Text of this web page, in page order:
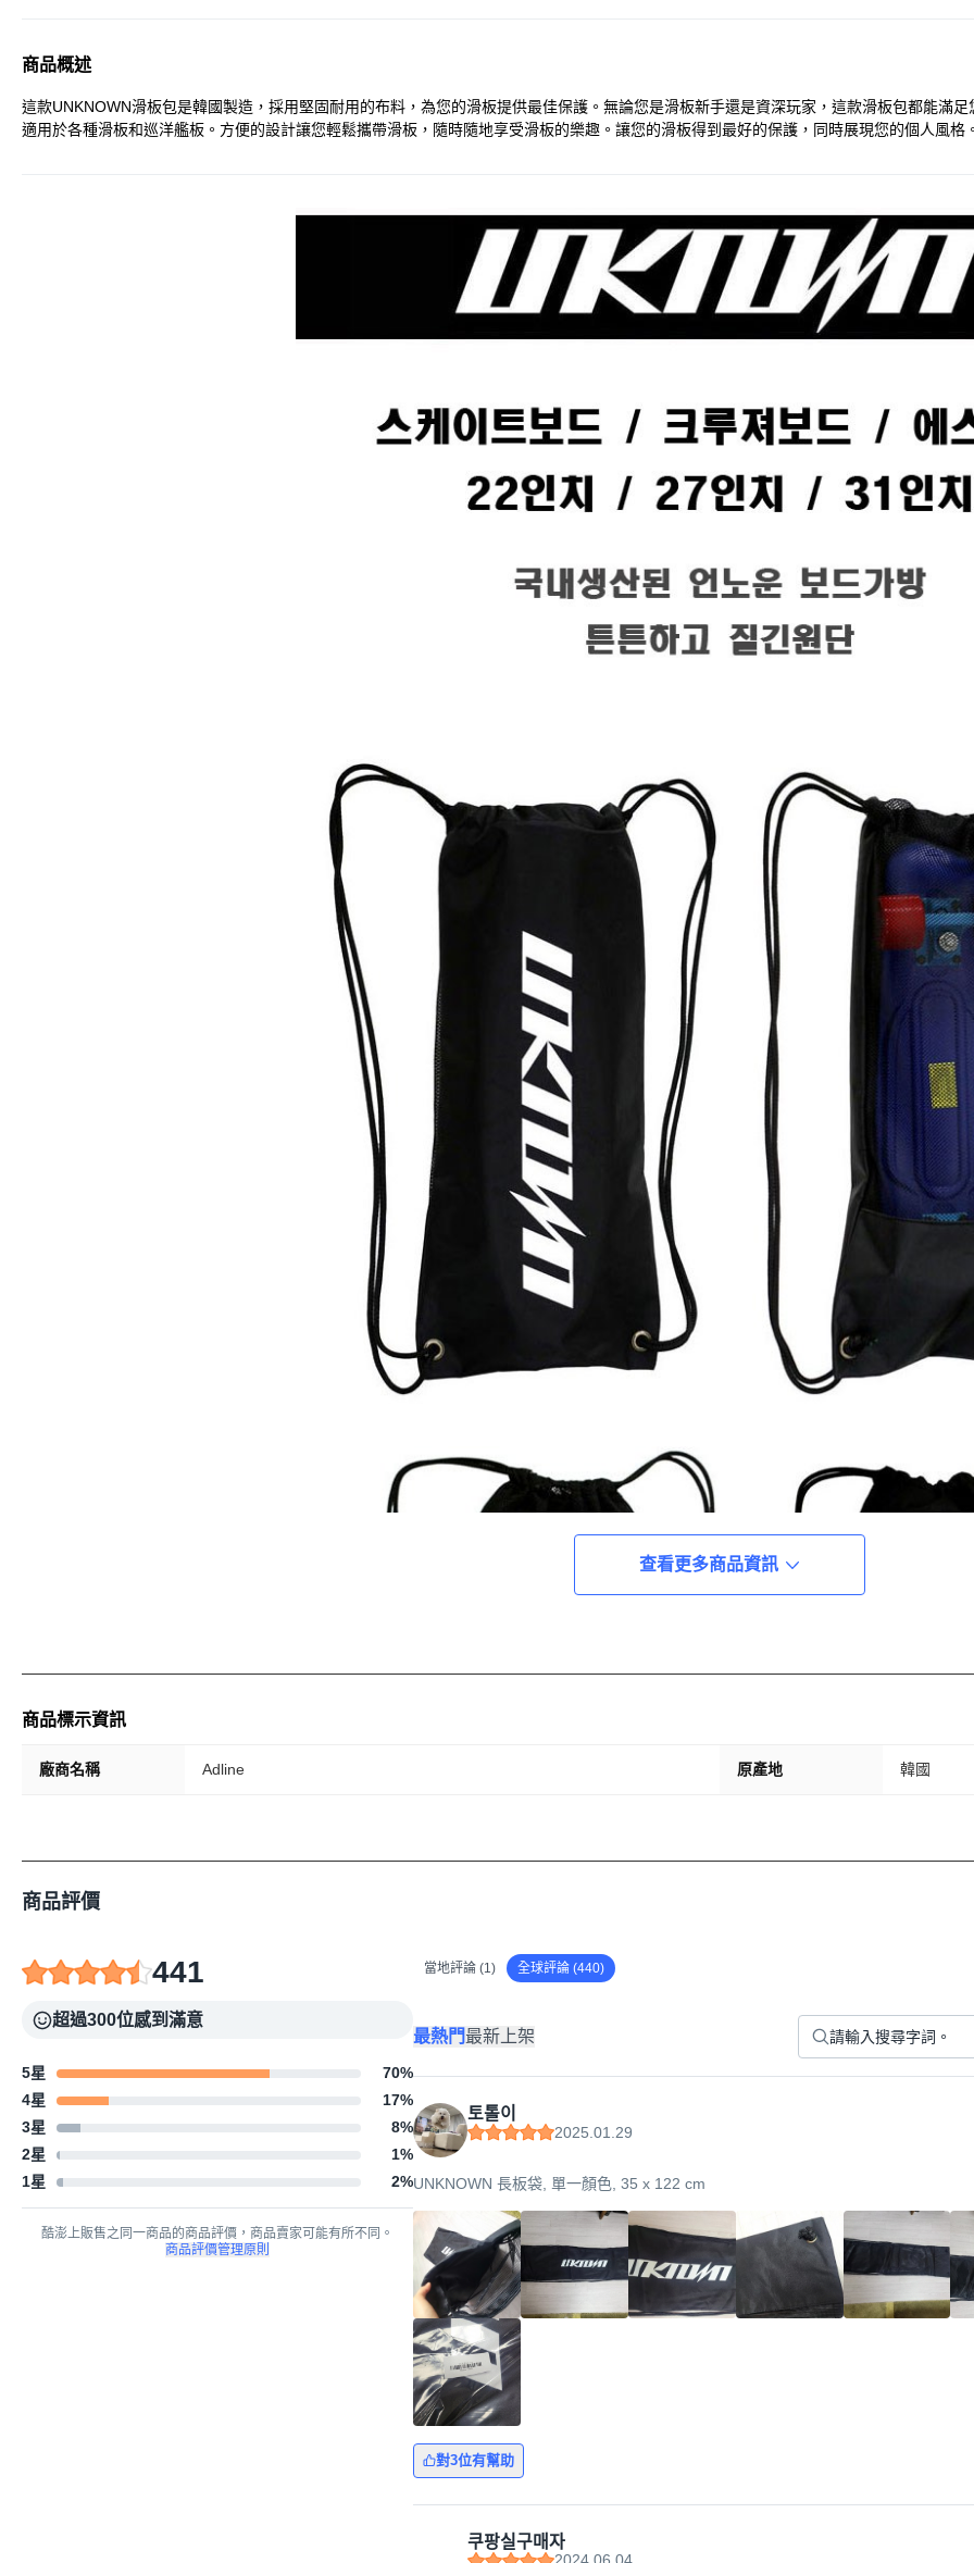
商品概述
這款UNKNOWN滑板包是韓國製造，採用堅固耐用的布料，為您的滑板提供最佳保護。無論您是滑板新手還是資深玩家，這款滑板包都能滿
適用於各種滑板和巡洋艦板。方便的設計讓您輕鬆攜帶滑板，隨時隨地享受滑板的樂趣。讓您的滑板得到最好的保護，同時展現您的個人風格
查看更多商品資訊
商品標示資訊
廠商名稱 Adline 原產地 韓國
商品評價
441
超過300位感到滿意
5星 70%
4星
17%
3星
8%
2星
1%
1星
2%
酷澎上販售之同一商品的商品評價，商品賣家可能有所不同。
商品評價管理原則
當地評論 (1) 全球評論 (440)
最熱門最新上架
토톨이
2025.01.29
UNKNOWN 長板袋, 單一顏色, 35 x 122 cm
對3位有幫助
쿠팡실구매자